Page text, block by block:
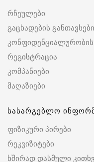
რჩეულები
გაცხადების
რეგისტრაცია
კომპანიები
მაღაზიები
სასარგებლო
ფიზიკური პირები
რეკვიზიტები
ხშირად დასმული